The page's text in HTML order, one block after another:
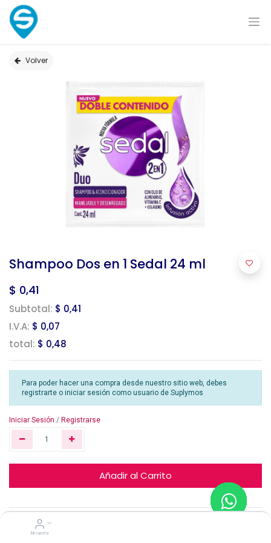
Mi cuenta
Volver
Shampoo Dos en 1 Sedal 24 ml
$ 0,41
Subtotal: $ 0,41
I.V.A: $ 0,07
total: $ 0,48
Para poder hacer una compra desde nuestro sitio web, debes
registrarte o iniciar sesión como usuario de Suplymos
Iniciar Sesión / Registrarse
Añadir al Carrito